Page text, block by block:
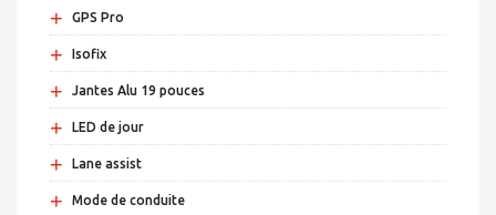
+ GPS Pro
+ Isofix
+ Jantes Alu 19 pouces
+ LED de jour
+ Lane assist
+ Mode de conduite